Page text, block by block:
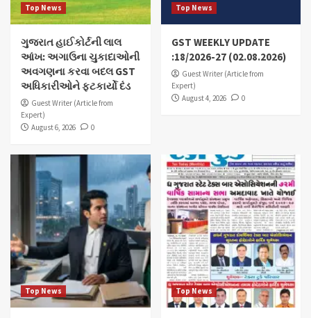
Top News
ગુજરાત હાઈકોર્ટની લાલ
આંખ: અગાઉના ચુકાદાઓની
અવગણના કરવા બદલ GST
અધિકારીઓને ફટકાર્યો દંડ
Guest Writer (Article from
Expert)
August 6, 2026
0
Top News
GST WEEKLY UPDATE
:18/2026-27 (02.08.2026)
Guest Writer (Article from
Expert)
August 4, 2026
0
Top News Top News